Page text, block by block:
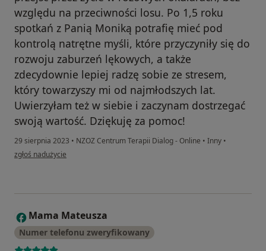
względu na przeciwności losu. Po 1,5 roku
spotkań z Panią Moniką potrafię mieć pod
kontrolą natrętne myśli, które przyczyniły się do
rozwoju zaburzeń lękowych, a także
zdecydownie lepiej radzę sobie ze stresem,
który towarzyszy mi od najmłodszych lat.
Uwierzyłam też w siebie i zaczynam dostrzegać
swoją wartość. Dziękuję za pomoc!
29 sierpnia 2023 • NZOZ Centrum Terapii Dialog - Online • Inny •
w opinii użytkownika Joanna Bednarska
zgłoś nadużycie
M Mama Mateusza
Numer telefonu zweryfikowany